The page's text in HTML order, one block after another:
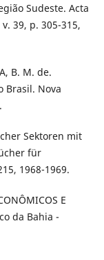
Sudeste. Acta
39, p. 305-315,
B. M. de.
Brasil. Nova
Sektoren mit
für
1968-1969.
E
da Bahia -